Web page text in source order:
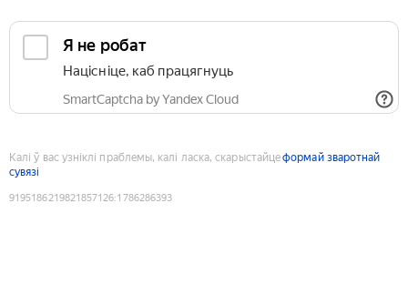
Я не робат
Націсніце, каб працягнуць
SmartCaptcha by Yandex Cloud
Калі ў вас узніклі праблемы, калі ласка, скарыстайцеформай зваротнай
сувязі
9195186219821857126:1786286393